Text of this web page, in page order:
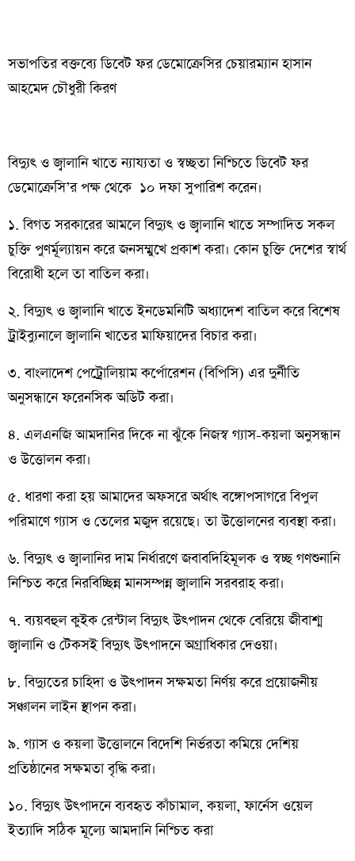
সভাপতির বক্তব্যে ডিবেট ফর ডেমোক্রেসির চেয়ারম্যান হাসান
আহমেদ চৌধুরী কিরণ
বিদ্যুৎ ও জ্বালানি খাতে ন্যায্যতা ও স্বচ্ছতা নিশ্চিতে ডিবেট ফর
ডেমোক্রেসি’র পক্ষ থেকে ১০ দফা সুপারিশ করেন।
১. বিগত সরকারের আমলে বিদ্যুৎ ও জ্বালানি খাতে সম্পাদিত সকল
চুক্তি পুণর্মূল্যায়ন করে জনসম্মুখে প্রকাশ করা। কোন চুক্তি দেশের স্বার্থ
বিরোধী হলে তা বাতিল করা।
২. বিদ্যুৎ ও জ্বালানি খাতে ইনডেমনিটি অধ্যাদেশ বাতিল করে বিশেষ
ট্রাইব্যুনালে জ্বালানি খাতের মাফিয়াদের বিচার করা।
৩. বাংলাদেশ পেট্রোলিয়াম কর্পোরেশন (বিপিসি) এর দুর্নীতি
অনুসন্ধানে ফরেনসিক অডিট করা।
৪. এলএনজি আমদানির দিকে না ঝুঁকে নিজস্ব গ্যাস-কয়লা অনুসন্ধান
ও উত্তোলন করা।
৫. ধারণা করা হয় আমাদের অফসরে অর্থাৎ বঙ্গোপসাগরে বিপুল
পরিমাণে গ্যাস ও তেলের মজুদ রয়েছে। তা উত্তোলনের ব্যবস্থা করা।
৬. বিদ্যুৎ ও জ্বালানির দাম নির্ধারণে জবাবদিহিমূলক ও স্বচ্ছ গণশুনানি
নিশ্চিত করে নিরবিচ্ছিন্ন মানসম্পন্ন জ্বালানি সরবরাহ করা।
৭. ব্যয়বহুল কুইক রেন্টাল বিদ্যুৎ উৎপাদন থেকে বেরিয়ে জীবাশ্ম
জ্বালানি ও টেকসই বিদ্যুৎ উৎপাদনে অগ্রাধিকার দেওয়া।
৮. বিদ্যুতের চাহিদা ও উৎপাদন সক্ষমতা নির্ণয় করে প্রয়োজনীয়
সঞ্চালন লাইন স্থাপন করা।
৯. গ্যাস ও কয়লা উত্তোলনে বিদেশি নির্ভরতা কমিয়ে দেশিয়
প্রতিষ্ঠানের সক্ষমতা বৃদ্ধি করা।
১০. বিদ্যুৎ উৎপাদনে ব্যবহৃত কাঁচামাল, কয়লা, ফার্নেস ওয়েল
ইত্যাদি সঠিক মূল্যে আমদানি নিশ্চিত করা